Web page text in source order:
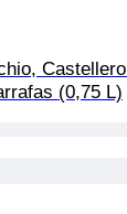
Castellero
(0,75 L)